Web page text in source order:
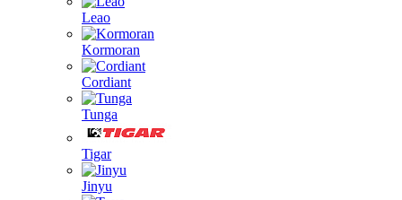
Leao
Kormoran
Cordiant
Tunga
Tigar
Jinyu